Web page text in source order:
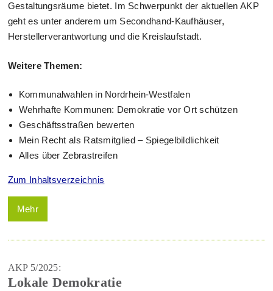
Gestaltungsräume bietet. Im Schwerpunkt der aktuellen AKP
geht es unter anderem um Secondhand-Kaufhäuser,
Herstellerverantwortung und die Kreislaufstadt.
Weitere Themen:
Kommunalwahlen in Nordrhein-Westfalen
Wehrhafte Kommunen: Demokratie vor Ort schützen
Geschäftsstraßen bewerten
Mein Recht als Ratsmitglied – Spiegelbildlichkeit
Alles über Zebrastreifen
Zum Inhaltsverzeichnis
Mehr
AKP 5/2025:
Lokale Demokratie